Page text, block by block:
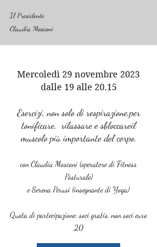
Il Presidente
Claudia Mosconi
Mercoledì 29 novembre 2023
dalle 19 alle 20.15
Esercizi, non solo di respirazione,per
tonificare, rilassare e sbloccareil
muscolo più importante del corpo.
con Claudia Mosconi (operatore di Fitness
Posturale)
e Serena Perusi (insegnante di Yoga)
Quota di partecipazione: soci gratis, non soci euro
20